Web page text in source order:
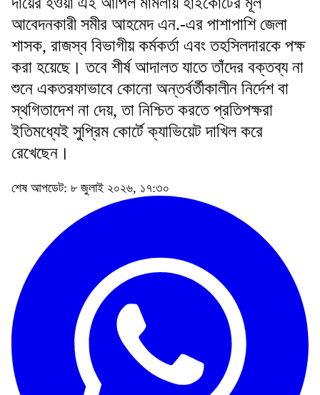
আবেদনকারী সমীর আহমেদ এন.-এর পাশাপাশি জেলা
শাসক, রাজস্ব বিভাগীয় কর্মকর্তা এবং তহসিলদারকে পক্ষ
করা হয়েছে। তবে শীর্ষ আদালত যাতে তাঁদের বক্তব্য না
শুনে একতরফাভাবে কোনো অন্তর্বর্তীকালীন নির্দেশ বা
স্থগিতাদেশ না দেয়, তা নিশ্চিত করতে প্রতিপক্ষরা
ইতিমধ্যেই সুপ্রিম কোর্টে ক্যাভিয়েট দাখিল করে
রেখেছেন।
শেষ আপডেট: ৮ জুলাই ২০২৬, ১৭:৩০